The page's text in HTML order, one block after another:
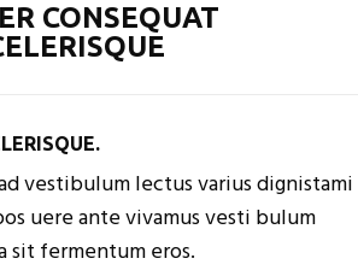
CONSEQUAT
vestibulum lectus varius dignistami
uere ante vivamus vesti bulum
sit fermentum eros.